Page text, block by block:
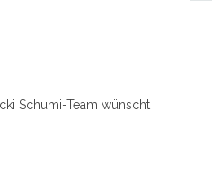
Schumi-Team wünscht